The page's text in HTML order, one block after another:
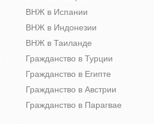
ВНЖ в Испании
ВНЖ в Индонезии
ВНЖ в Таиланде
Гражданство в Турции
Гражданство в Египте
Гражданство в Австрии
Гражданство в Парагвае